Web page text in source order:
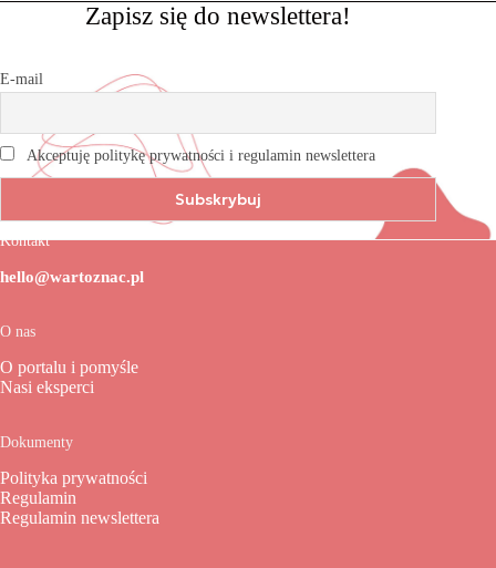
Zapisz się do newslettera!
E-mail
Akceptuję politykę prywatności i regulamin newslettera
Kontakt
hello@wartoznac.pl
O nas
O portalu i pomyśle
Nasi eksperci
Dokumenty
Polityka prywatności
Regulamin
Regulamin newslettera